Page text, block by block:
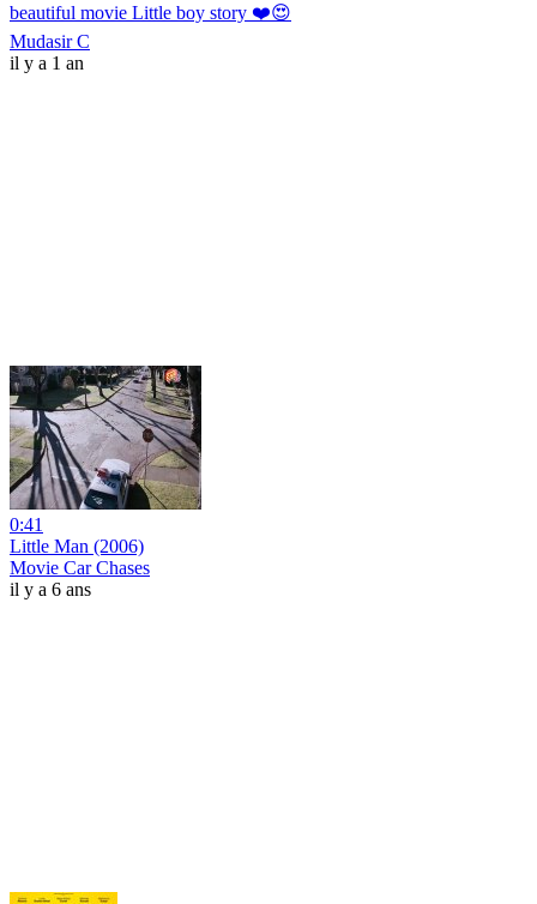
beautiful movie Little boy story ❤️😍
Mudasir C
il y a 1 an
0:41
Little Man (2006)
Movie Car Chases
il y a 6 ans